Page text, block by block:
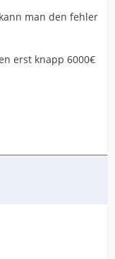
man den fehler
erst knapp 6000€